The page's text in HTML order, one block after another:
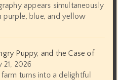
appears simultaneously
purple, blue, and yellow
Puppy, and the Case of
21, 2026
turns into a delightful